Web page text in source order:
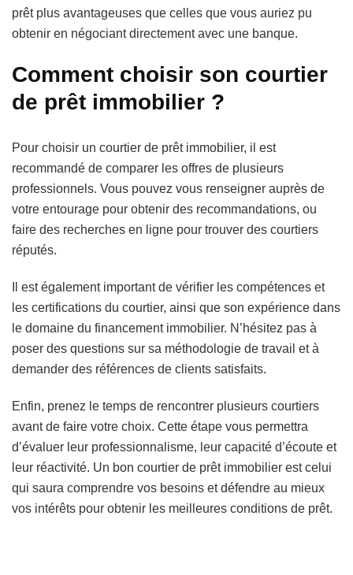
prêt plus avantageuses que celles que vous auriez pu
obtenir en négociant directement avec une banque.
Comment choisir son courtier
de prêt immobilier ?
Pour choisir un courtier de prêt immobilier, il est
recommandé de comparer les offres de plusieurs
professionnels. Vous pouvez vous renseigner auprès de
votre entourage pour obtenir des recommandations, ou
faire des recherches en ligne pour trouver des courtiers
réputés.
Il est également important de vérifier les compétences et
les certifications du courtier, ainsi que son expérience dans
le domaine du financement immobilier. N’hésitez pas à
poser des questions sur sa méthodologie de travail et à
demander des références de clients satisfaits.
Enfin, prenez le temps de rencontrer plusieurs courtiers
avant de faire votre choix. Cette étape vous permettra
d’évaluer leur professionnalisme, leur capacité d’écoute et
leur réactivité. Un bon courtier de prêt immobilier est celui
qui saura comprendre vos besoins et défendre au mieux
vos intérêts pour obtenir les meilleures conditions de prêt.